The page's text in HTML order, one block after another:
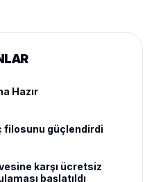
Hazır
filosunu güçlendirdi
karşı ücretsiz
başlatıldı